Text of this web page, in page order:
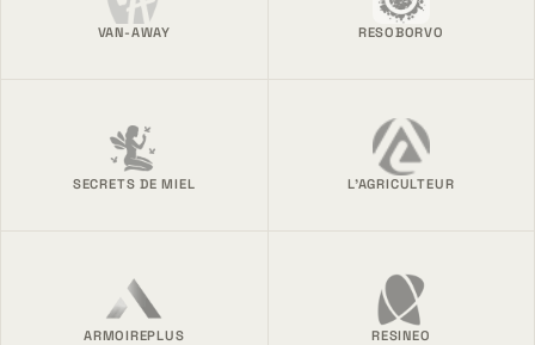
VAN-AWAY RESOBORVO
SECRETS DE MIEL L'AGRICULTEUR
ARMOIREPLUS RESINEO